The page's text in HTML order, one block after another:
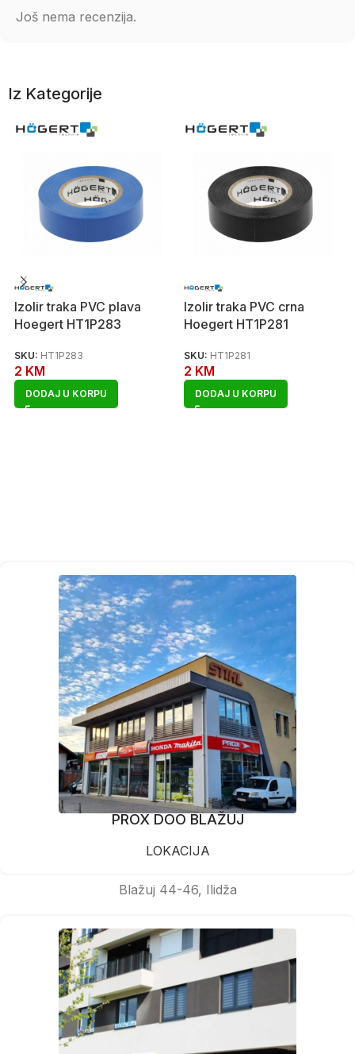
Još nema recenzija.
Iz Kategorije
Izolir traka PVC plava
Hoegert HT1P283
SKU: HT1P283
2 KM
DODAJ U KORPU
Izolir traka PVC crna
Hoegert HT1P281
SKU: HT1P281
2 KM
DODAJ U KORPU
PROX DOO BLAŽUJ
LOKACIJA
Blažuj 44-46, Ilidža